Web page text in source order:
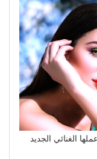
الغنائي الجديد